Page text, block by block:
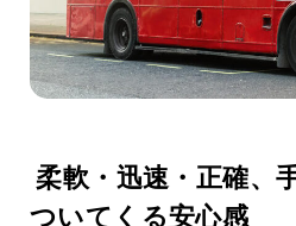
03 手配品質
柔軟・迅速・正確、
ついてくる安心感